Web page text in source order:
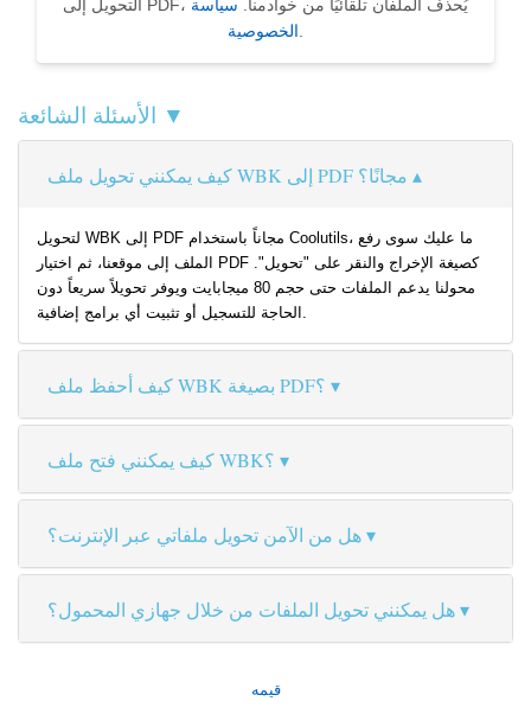
التحويل إلى PDF، يُحذف الملفان تلقائيًا من خوادمنا. سياسة
الخصوصية.
الأسئلة الشائعة ▼
كيف يمكنني تحويل ملف WBK إلى PDF مجانًا؟
لتحويل WBK إلى PDF مجاناً باستخدام Coolutils، ما عليك سوى رفع
الملف إلى موقعنا، ثم اختيار PDF كصيغة الإخراج والنقر على "تحويل".
محولنا يدعم الملفات حتى حجم 80 ميجابايت ويوفر تحويلاً سريعاً دون
الحاجة للتسجيل أو تثبيت أي برامج إضافية.
كيف أحفظ ملف WBK بصيغة PDF؟
كيف يمكنني فتح ملف WBK؟
هل من الآمن تحويل ملفاتي عبر الإنترنت؟
هل يمكنني تحويل الملفات من خلال جهازي المحمول؟
قيمه